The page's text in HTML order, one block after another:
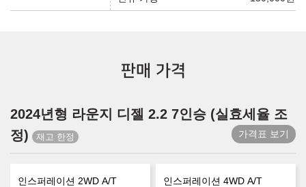
판매 가격
2024년형 라운지 디젤 2.2 7인승 (실효세율 조
정)
가격표 보기
인스퍼레이션 2WD A/T 인스퍼레이션 4WD A/T